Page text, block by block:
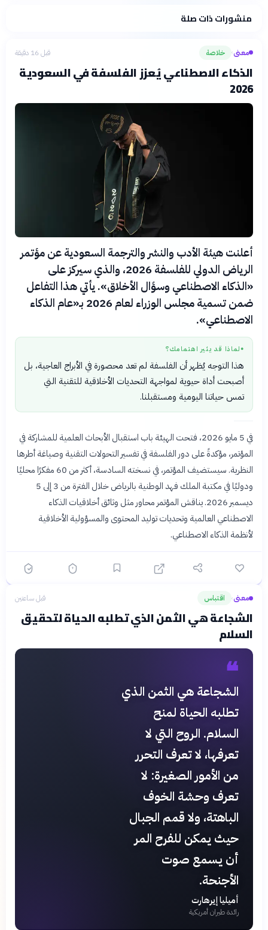
فلسفتنا المعرفية· سياسة الذكاء الاصطناعيمنشورات ذات صلة
معنى› خلاصة قبل 16 دقيقة
الذكاء الاصطناعي يُعزز الفلسفة في السعودية
2026
أعلنت هيئة الأدب والنشر والترجمة السعودية عن مؤتمر
الرياض الدولي للفلسفة 2026، والذي سيركز على
«الذكاء الاصطناعي وسؤال الأخلاق». يأتي هذا التفاعل
ضمن تسمية مجلس الوزراء لعام 2026 بـ«عام الذكاء
الاصطناعي».
● لماذا قد يثير اهتمامك؟
هذا التوجه يُظهر أن الفلسفة لم تعد محصورة في الأبراج العاجية، بل
أصبحت أداة حيوية لمواجهة التحديات الأخلاقية للتقنية التي
تمس حياتنا اليومية ومستقبلنا.
في 5 مايو 2026، فتحت الهيئة باب استقبال الأبحاث العلمية للمشاركة في
المؤتمر، مؤكدةً على دور الفلسفة في تفسير التحولات التقنية وصياغة أطرها
النظرية. سيستضيف المؤتمر، في نسخته السادسة، أكثر من 60 مفكرًا محليًا
ودوليًا في مكتبة الملك فهد الوطنية بالرياض خلال الفترة من 3 إلى 5
ديسمبر 2026. يناقش المؤتمر محاور مثل وثائق أخلاقيات الذكاء
الاصطناعي العالمية وتحديات توليد المحتوى والمسؤولية الأخلاقية
لأنظمة الذكاء الاصطناعي.
معنى› اقتباس قبل ساعتين
الشجاعة هي الثمن الذي تطلبه الحياة لتحقيق
السلام
❝
الشجاعة هي الثمن الذي
تطلبه الحياة لمنح
السلام. الروح التي لا
تعرفها، لا تعرف التحرر
من الأمور الصغيرة: لا
تعرف وحشة الخوف
الباهتة، ولا قمم الجبال
حيث يمكن للفرح المر
أن يسمع صوت
الأجنحة.
أميليا إيرهارت
رائدة طيران أمريكية